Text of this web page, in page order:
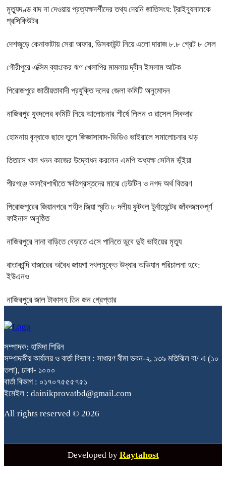
মৃত্যুদণ্ড বাদ না দেওয়ায় প্রত্যক্ষদর্শীদের তথ্য দেয়নি জাতিসংঘ: ট্রাইব্যুনালকে
প্রসিকিউটর
দেশজুড়ে কেনাকাটায় সেরা অফার, ডিসকাউন্ট নিয়ে এলো দারাজ ৮.৮ গ্রেট ৮ সেল
গৌরীপুরে এক্সিম ব্যাংকের ঋণ খেলাপির মামলায় দ্বীন ইসলাম আটক
পিরোজপুরে জাতীয়তাবাদী প্রযুক্তি দলের জেলা কমিটি অনুমোদন
নাজিরপুর যুবদলের কমিটি নিয়ে আলোচনার শীর্ষে লিলন ও রাসেল সিকদার
হোমনায় বৃদ্ধাকে ছাদে তুলে জিজ্ঞাসাবাদ-ভিডিও ভাইরালে সমালোচনার ঝড়
তিতাসে খাল খনন কাজের উদ্বোধন করলেন এমপি অধ্যক্ষ সেলিম ভূঁইয়া
পীরগঞ্জে কালবৈশাখীতে ক্ষতিগ্রস্তদের মাঝে ঢেউটিন ও নগদ অর্থ বিতরণ
পিরোজপুরের জিয়ানগরে শহীদ জিয়া স্মৃতি ৮ দলীয় ফুটবল টুর্নামেন্টের জাঁকজমকপূর্ণ
ফাইনাল অনুষ্ঠিত
নাজিরপুরে নানা বাড়িতে বেড়াতে এসে পানিতে ডুবে দুই ভাইয়ের মৃত্যু
বাতাকান্দি বাজারের অবৈধ জায়গা দখলমুক্তে উদ্ধার অভিযান পরিচালনা হবে:
ইউএনও
নাজিরপুরে জাল টাকাসহ তিন জন গ্রেপ্তার
সম্পাদক: হামিদা শিরিন
সম্পাদকীয় কার্যালয় ও বার্তা বিভাগ : সাধারণ বীমা ভবন-২, ১৩৯ মতিঝিল বা/ এ (১০
তলা), ঢাকা- ১০০০
বার্তা বিভাগ : ০১৭০৭৫৫৫৭৫১
ইমেইল : dainikprovatbd@gmail.com
All rights reserved © 2026
Developed by Raytahost